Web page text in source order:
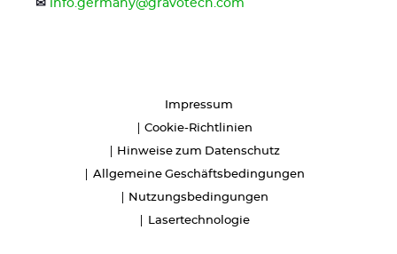
✉ info.germany@gravotech.com
Impressum
Cookie-Richtlinien
Hinweise zum Datenschutz
Allgemeine Geschäftsbedingungen
Nutzungsbedingungen
Lasertechnologie